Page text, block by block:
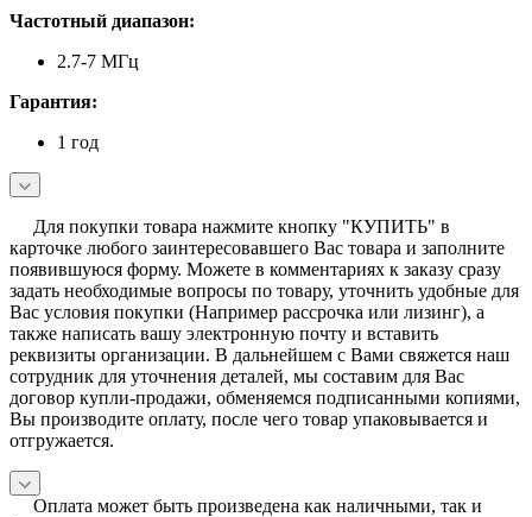
Частотный диапазон:
2.7-7 МГц
Гарантия:
1 год
Для покупки товара нажмите кнопку "КУПИТЬ" в
карточке любого заинтересовавшего Вас товара и заполните
появившуюся форму. Можете в комментариях к заказу сразу
задать необходимые вопросы по товару, уточнить удобные для
Вас условия покупки (Например рассрочка или лизинг), а
также написать вашу электронную почту и вставить
реквизиты организации. В дальнейшем с Вами свяжется наш
сотрудник для уточнения деталей, мы составим для Вас
договор купли-продажи, обменяемся подписанными копиями,
Вы производите оплату, после чего товар упаковывается и
отгружается.
Оплата может быть произведена как наличными, так и